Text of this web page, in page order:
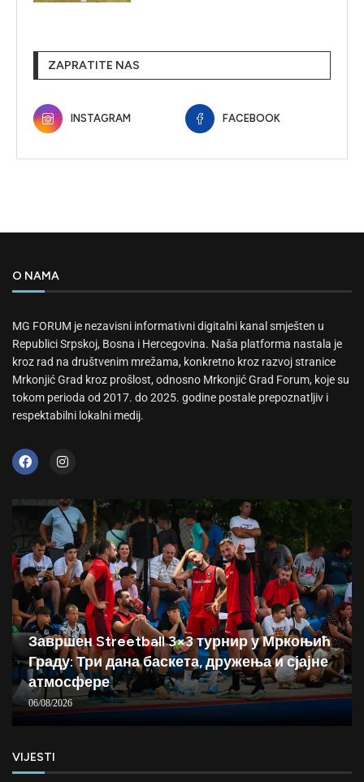
ZAPRATITE NAS
INSTAGRAM FACEBOOK
O NAMA
MG FORUM je nezavisni informativni digitalni kanal smješten u
Republici Srpskoj, Bosna i Hercegovina. Naša platforma nastala je
kroz rad na društvenim mrežama, konkretno kroz razvoj stranice
Mrkonjić Grad kroz prošlost, odnosno Mrkonjić Grad Forum, koje su
tokom perioda od 2017. do 2025. godine postale prepoznatljiv i
respektabilni lokalni medij.
Завршен Streetball 3×3 турнир у Мркоњић
Граду: Три дана баскета, дружења и сјајне
атмосфере
06/08/2026
VIJESTI